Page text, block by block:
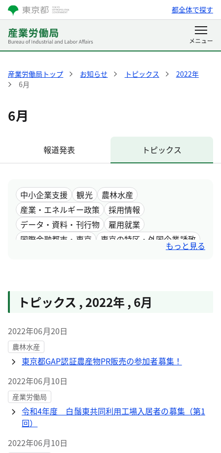
都全体で探す
産業労働局トップ お知らせ トピックス
2022年
6月
6月
報道発表 トピックス
中小企業支援 観光
農林水産
産業・エネルギー政策
採用情報
データ・資料・刊行物
雇用就業
国際金融都市・東京
東京の特区・外国企業誘致
もっと見る
トピックス , 2022年 , 6月
2022年06月20日
農林水産
東京都GAP認証農産物PR販売の参加者募集！
2022年06月10日
産業労働局
令和4年度 白鬚東共同利用工場入居者の募集（第1
回）
2022年06月10日